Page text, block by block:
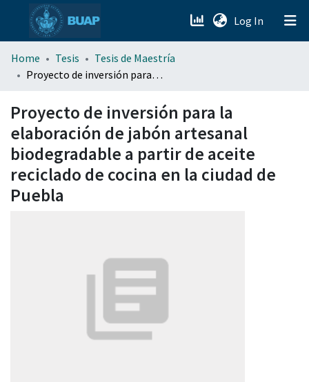
Log In (current)
menu.section.about_menu
Home Tesis
Tesis de Maestría
Proyecto de inversión para la elaboración de jabón artesanal biodegradable a partir de aceite reciclado de cocina en la ciudad de Puebla
Proyecto de inversión para la
elaboración de jabón artesanal
biodegradable a partir de aceite
reciclado de cocina en la ciudad de
Puebla